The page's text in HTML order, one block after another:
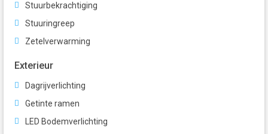
Stuurbekrachtiging
Stuuringreep
Zetelverwarming
Exterieur
Dagrijverlichting
Getinte ramen
LED Bodemverlichting